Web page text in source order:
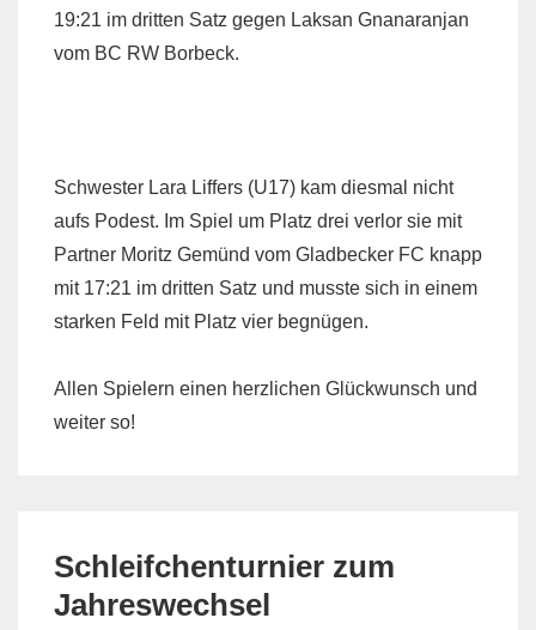
19:21 im dritten Satz gegen Laksan Gnanaranjan
vom BC RW Borbeck.
Schwester Lara Liffers (U17) kam diesmal nicht
aufs Podest. Im Spiel um Platz drei verlor sie mit
Partner Moritz Gemünd vom Gladbecker FC knapp
mit 17:21 im dritten Satz und musste sich in einem
starken Feld mit Platz vier begnügen.
Allen Spielern einen herzlichen Glückwunsch und
weiter so!
Schleifchenturnier zum
Jahreswechsel